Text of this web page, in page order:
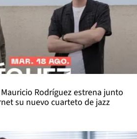
Rodríguez estrena junto
su nuevo cuarteto de jazz